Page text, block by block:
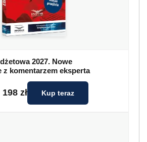
2027. Nowe
z komentarzem eksperta
198 zł Kup teraz